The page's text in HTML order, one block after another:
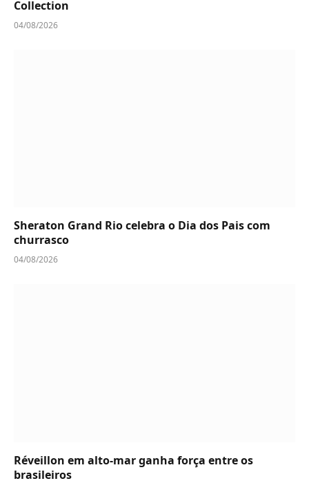
Collection
04/08/2026
Sheraton Grand Rio celebra o Dia dos Pais com
churrasco
04/08/2026
Réveillon em alto-mar ganha força entre os
brasileiros